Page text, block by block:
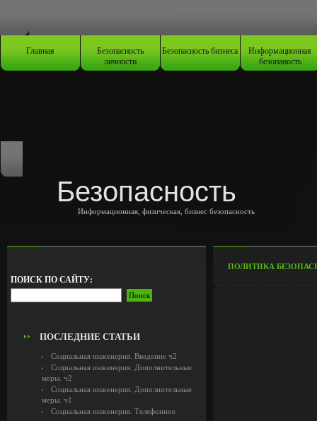
Главная Безопасность
личности
Безопасность бизнеса Информационная
безопаность
Безопасность
Информационная, физическая, бизнес безопасность
ПОИСК ПО САЙТУ:
ПОСЛЕДНИЕ СТАТЬИ
Социальная инженерия. Введение ч2
Социальная инженерия. Дополнительные
меры. ч2
Социальная инженерия. Дополнительные
меры. ч1
Социальная инженерия. Телефонное
ПОЛИТИКА